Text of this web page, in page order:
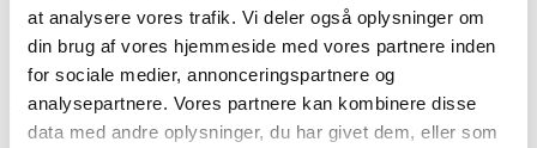
at analysere vores trafik. Vi deler også oplysninger om
din brug af vores hjemmeside med vores partnere inden
for sociale medier, annonceringspartnere og
analysepartnere. Vores partnere kan kombinere disse
data med andre oplysninger, du har givet dem, eller som
SHOWROOM
Odense
VURDERING
DKK 1.900
VARENUMMER
6588382